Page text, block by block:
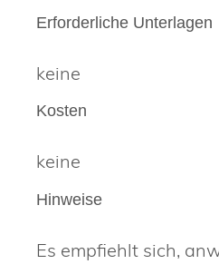
Erforderliche Unterlagen
keine
Kosten
keine
Hinweise
Es empfiehlt sich,